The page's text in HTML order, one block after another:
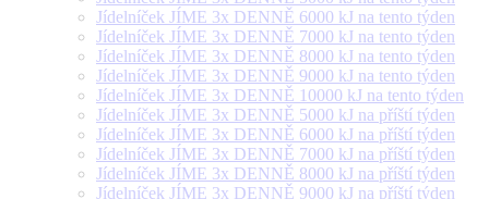
Jídelníček JÍME 3x DENNĚ 6000 kJ na tento týden
Jídelníček JÍME 3x DENNĚ 7000 kJ na tento týden
Jídelníček JÍME 3x DENNĚ 8000 kJ na tento týden
Jídelníček JÍME 3x DENNĚ 9000 kJ na tento týden
Jídelníček JÍME 3x DENNĚ 10000 kJ na tento týden
Jídelníček JÍME 3x DENNĚ 5000 kJ na příští týden
Jídelníček JÍME 3x DENNĚ 6000 kJ na příští týden
Jídelníček JÍME 3x DENNĚ 7000 kJ na příští týden
Jídelníček JÍME 3x DENNĚ 8000 kJ na příští týden
Jídelníček JÍME 3x DENNĚ 9000 kJ na příští týden